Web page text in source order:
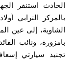
الحادث استنفر
بالمركز الترابي
الشاوية، إلى عين
بامزورة، ونائب
تجنيد سيارتي